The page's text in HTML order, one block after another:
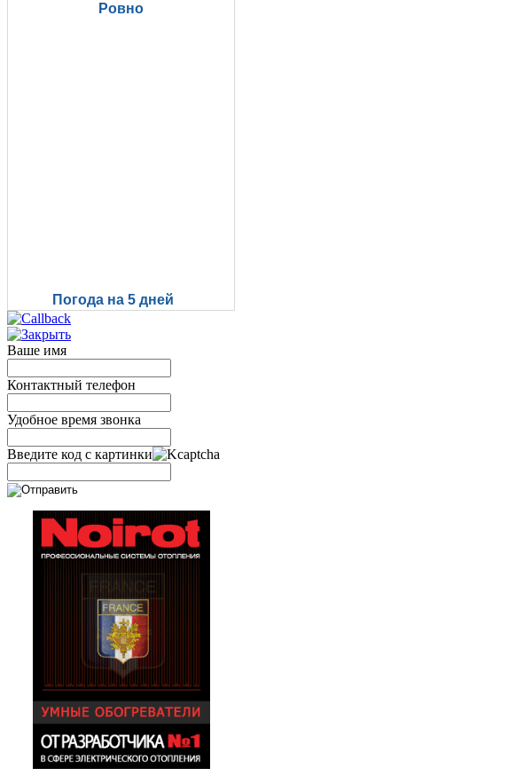
Ровно
Погода на 5 дней
Ваше имя
Контактный телефон
Удобное время звонка
Введите код с картинки